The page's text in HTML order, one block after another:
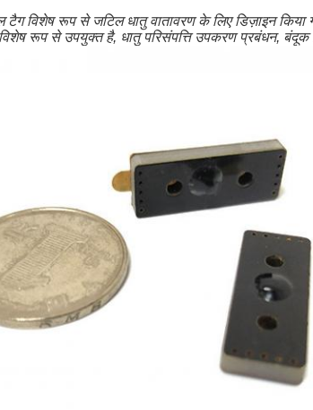
विशेष रूप से जटिल धातु वातावरण के लिए डिज़ाइन
विशेष रूप से उपयुक्त है, धातु परिसंपत्ति उपकरण प्रबंधन,